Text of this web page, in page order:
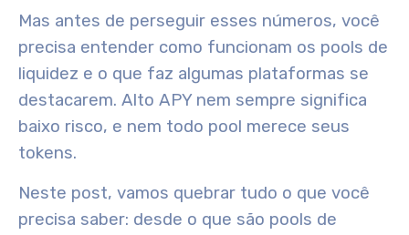
Mas antes de perseguir esses números, você
precisa entender como funcionam os pools de
liquidez e o que faz algumas plataformas se
destacarem. Alto APY nem sempre significa
baixo risco, e nem todo pool merece seus
tokens.
Neste post, vamos quebrar tudo o que você
precisa saber: desde o que são pools de